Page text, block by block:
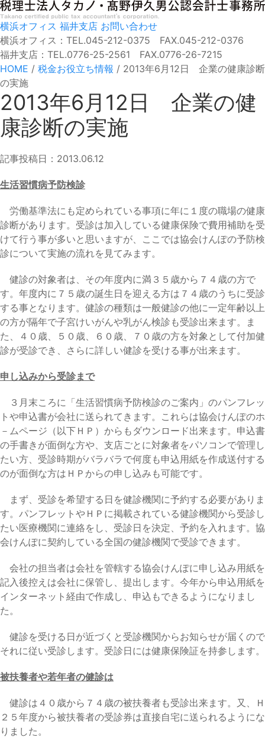
横浜オフィス 福井支店 お問い合わせ
横浜オフィス：TEL.045-212-0375 FAX.045-212-0376
福井支店：TEL.0776-25-2561 FAX.0776-26-7215
HOME / 税金お役立ち情報 / 2013年6月12日 企業の健康診断
の実施
2013年6月12日 企業の健
康診断の実施
記事投稿日：2013.06.12
生活習慣病予防検診
労働基準法にも定められている事項に年に１度の職場の健康
診断があります。受診は加入している健康保険で費用補助を受
けて行う事が多いと思いますが、ここでは協会けんぽの予防検
診について実施の流れを見てみます。
健診の対象者は、その年度内に満３５歳から７４歳の方で
す。年度内に７５歳の誕生日を迎える方は７４歳のうちに受診
する事となります。健診の種類は一般健診の他に一定年齢以上
の方が隔年で子宮けいがんや乳がん検診も受診出来ます。ま
た、４０歳、５０歳、６０歳、７０歳の方を対象として付加健
診が受診でき、さらに詳しい健診を受ける事が出来ます。
申し込みから受診まで
３月末ころに「生活習慣病予防検診のご案内」のパンフレッ
トや申込書が会社に送られてきます。これらは協会けんぽのホ
－ムページ（以下ＨＰ）からもダウンロード出来ます。申込書
の手書きが面倒な方や、支店ごとに対象者をパソコンで管理し
たい方、受診時期がバラバラで何度も申込用紙を作成送付する
のが面倒な方はＨＰからの申し込みも可能です。
まず、受診を希望する日を健診機関に予約する必要がありま
す。パンフレットやＨＰに掲載されている健診機関から受診し
たい医療機関に連絡をし、受診日を決定、予約を入れます。協
会けんぽに契約している全国の健診機関で受診できます。
会社の担当者は会社を管轄する協会けんぽに申し込み用紙を
記入後控えは会社に保管し、提出します。今年から申込用紙を
インターネット経由で作成し、申込もできるようになりまし
た。
健診を受ける日が近づくと受診機関からお知らせが届くので
それに従い受診します。受診日には健康保険証を持参します。
被扶養者や若年者の健診は
健診は４０歳から７４歳の被扶養者も受診出来ます。又、Ｈ
２５年度から被扶養者の受診券は直接自宅に送られるようにな
りました。